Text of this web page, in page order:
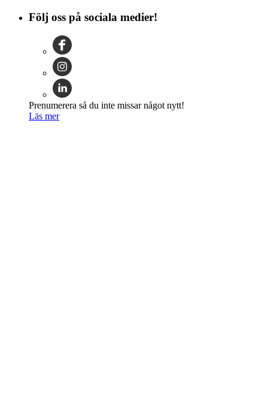
Följ oss på sociala medier!
Prenumerera så du inte missar något nytt!
Läs mer